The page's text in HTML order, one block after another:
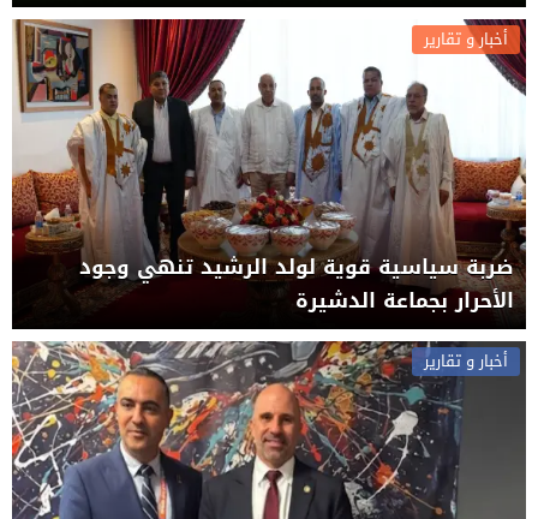
أخبار و تقارير
ضربة سياسية قوية لولد الرشيد تنهي وجود
الأحرار بجماعة الدشيرة
أخبار و تقارير